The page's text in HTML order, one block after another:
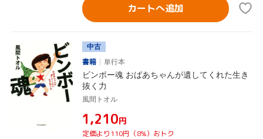
カートへ追加
中古
書籍
単行本
ビンボー魂 おばあちゃんが遺してくれた生き
抜く力
風間トオル
¥1,210円
定価より110円（8%）おトク